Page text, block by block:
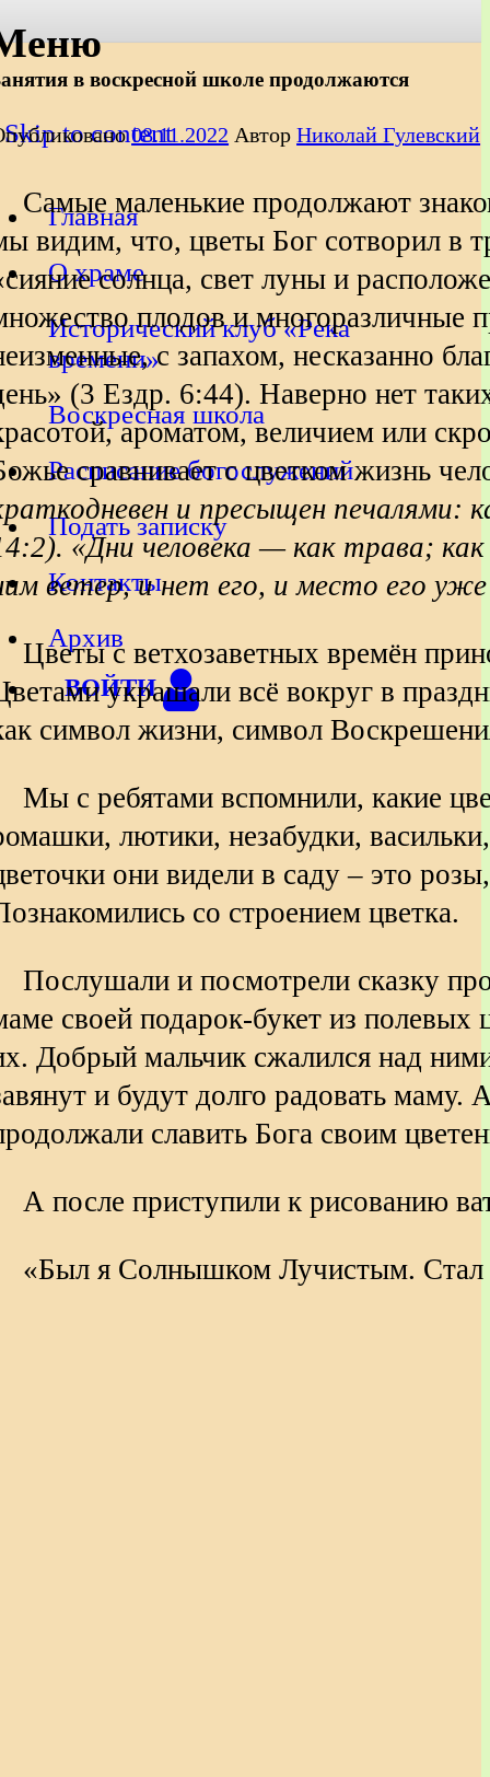
Ассийских в деревне
около Смоленска
Skip to content
Главная
О храме
Исторический клуб «Река
времени»
Воскресная школа
Расписание богослужений
Подать записку
Контакты
Архив
ВОЙТИ
в воскресной школе продолжаются
08.11.2022 АвторНиколай Гулевский
Самые маленькие продолжают
видим, что, цветы Бог сотворил в
солнца, свет луны и
плодов и многоразличные
с запахом, несказанно
(3 Ездр. 6:44). Наверно нет
ароматом, величием или
сравнивает с цветком жизнь
и пресыщен печалями:
«Дни человека — как трава;
ветер, и нет его, и место его
Цветы с ветхозаветных времён
украшали всё вокруг в
символ жизни, символ
Мы с ребятами вспомнили, какие
лютики, незабудки,
они видели в саду – это
со строением цветка.
Послушали и посмотрели сказку
своей подарок-букет из полевых
Добрый мальчик сжалился над
и будут долго радовать
славить Бога своим
А после приступили к рисованию
«Был я Солнышком Лучистым.